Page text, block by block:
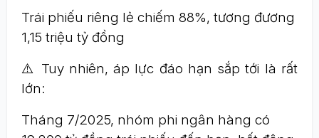
Trái phiếu riêng lẻ chiếm 88%, tương đương
1,15 triệu tỷ đồng
⚠️ Tuy nhiên, áp lực đáo hạn sắp tới là rất
lớn:
Tháng 7/2025, nhóm phi ngân hàng có